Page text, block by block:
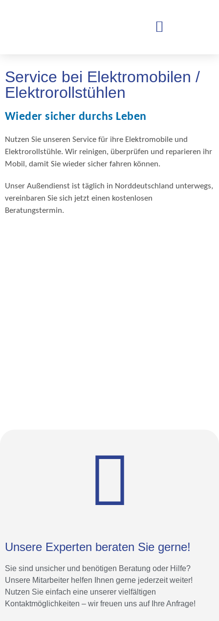
Service bei Elektromobilen /
Elektrorollstühlen
Wieder sicher durchs Leben
Nutzen Sie unseren Service für ihre Elektromobile und
Elektrorollstühle. Wir reinigen, überprüfen und reparieren ihr
Mobil, damit Sie wieder sicher fahren können.
Unser Außendienst ist täglich in Norddeutschland unterwegs,
vereinbaren Sie sich jetzt einen kostenlosen
Beratungstermin.
Unsere Experten beraten Sie gerne!
Sie sind unsicher und benötigen Beratung oder Hilfe?
Unsere Mitarbeiter helfen Ihnen gerne jederzeit weiter!
Nutzen Sie einfach eine unserer vielfältigen
Kontaktmöglichkeiten – wir freuen uns auf Ihre Anfrage!